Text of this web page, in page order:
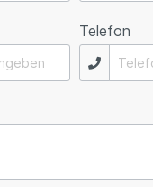
Telefon